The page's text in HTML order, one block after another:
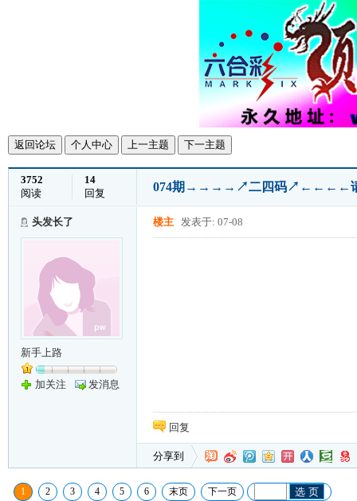
返回论坛 个人中心 上一主题 下一主题
3752
阅读
14
回复
074期→→→→↗二四码↗←←←←
头发长了
新手上路
加关注 发消息
楼主 发表于: 07-08
回复
分享到
1 2 3 4 5 6 末页 下一页 选 页